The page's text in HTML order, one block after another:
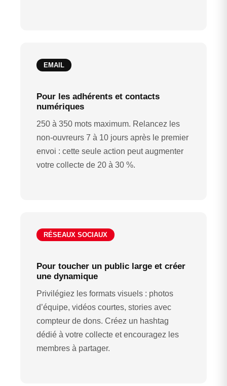
EMAIL
Pour les adhérents et contacts
numériques
250 à 350 mots maximum. Relancez les
non-ouvreurs 7 à 10 jours après le premier
envoi : cette seule action peut augmenter
votre collecte de 20 à 30 %.
RÉSEAUX SOCIAUX
Pour toucher un public large et créer
une dynamique
Privilégiez les formats visuels : photos
d’équipe, vidéos courtes, stories avec
compteur de dons. Créez un hashtag
dédié à votre collecte et encouragez les
membres à partager.